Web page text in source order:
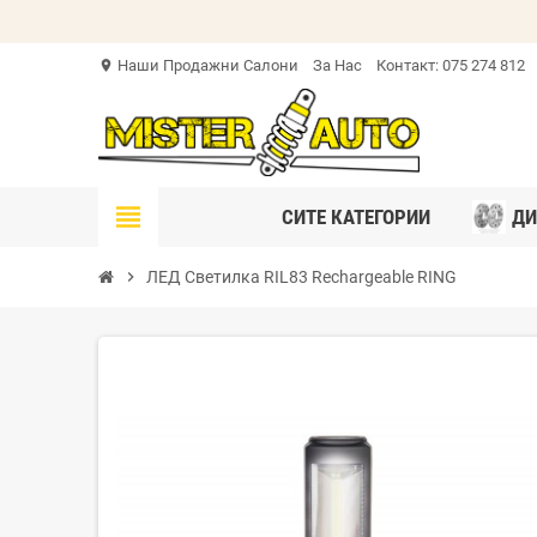
location_on Наши Продажни Салони За Нас Контакт: 075 274 812
view_headline СИТЕ КАТЕГОРИИ
chevron_right ЛЕД Светилка RIL83 Rechargeable RING